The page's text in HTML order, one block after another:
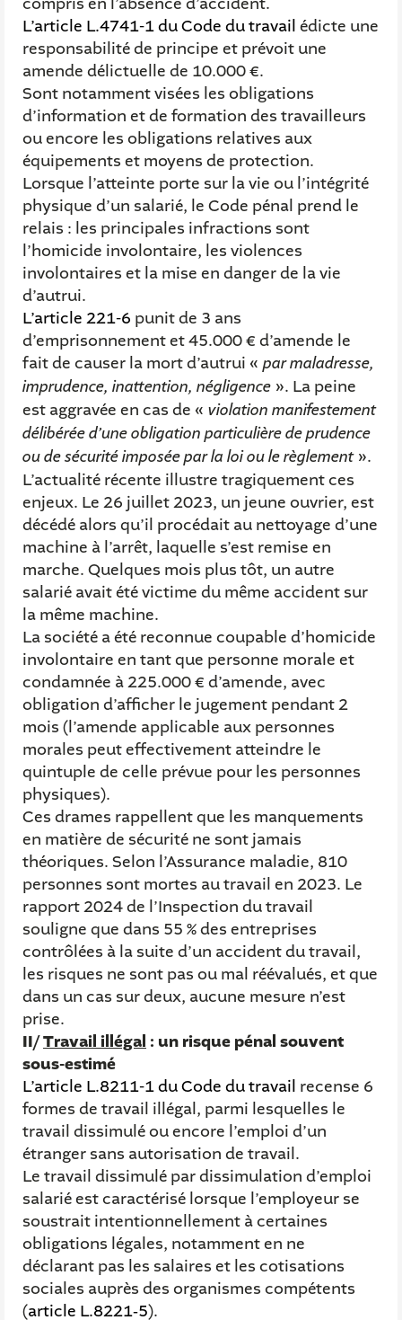
L’article L.4741-1 du Code du travail édicte une
responsabilité de principe et prévoit une
amende délictuelle de 10.000 €.
Sont notamment visées les obligations
d’information et de formation des travailleurs
ou encore les obligations relatives aux
équipements et moyens de protection.
Lorsque l’atteinte porte sur la vie ou l’intégrité
physique d’un salarié, le Code pénal prend le
relais : les principales infractions sont
l’homicide involontaire, les violences
involontaires et la mise en danger de la vie
d’autrui.
L’article 221-6 punit de 3 ans
d’emprisonnement et 45.000 € d’amende le
fait de causer la mort d’autrui «par maladresse,
imprudence, inattention, négligence ». La peine
est aggravée en cas de « violation manifestement
délibérée d’une obligation particulière de prudence
ou de sécurité imposée par la loi ou le règlement ».
L’actualité récente illustre tragiquement ces
enjeux. Le 26 juillet 2023, un jeune ouvrier, est
décédé alors qu’il procédait au nettoyage d’une
machine à l’arrêt, laquelle s’est remise en
marche. Quelques mois plus tôt, un autre
salarié avait été victime du même accident sur
la même machine.
La société a été reconnue coupable d’homicide
involontaire en tant que personne morale et
condamnée à 225.000 € d’amende, avec
obligation d’afficher le jugement pendant 2
mois (l’amende applicable aux personnes
morales peut effectivement atteindre le
quintuple de celle prévue pour les personnes
physiques).
Ces drames rappellent que les manquements
en matière de sécurité ne sont jamais
théoriques. Selon l’Assurance maladie, 810
personnes sont mortes au travail en 2023. Le
rapport 2024 de l’Inspection du travail
souligne que dans 55 % des entreprises
contrôlées à la suite d’un accident du travail,
les risques ne sont pas ou mal réévalués, et que
dans un cas sur deux, aucune mesure n’est
prise.
II/Travail illégal : un risque pénal souvent
sous-estimé
L’article L.8211-1 du Code du travail recense 6
formes de travail illégal, parmi lesquelles le
travail dissimulé ou encore l’emploi d’un
étranger sans autorisation de travail.
Le travail dissimulé par dissimulation d’emploi
salarié est caractérisé lorsque l’employeur se
soustrait intentionnellement à certaines
obligations légales, notamment en ne
déclarant pas les salaires et les cotisations
sociales auprès des organismes compétents
(article L.8221‑5).